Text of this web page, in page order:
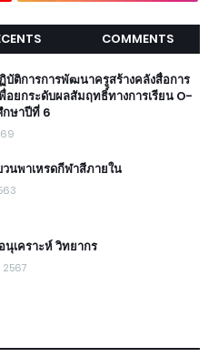
COMMENTS
บัติการการพัฒนาครูสร้างคลังสื่อการ
อยกระดับผลสัมฤทธิ์ทางการเรียน O-
กษาปีที่ 6
นพาเหรดกีฬาสีภายใน
เคราะห์ วิทยากร